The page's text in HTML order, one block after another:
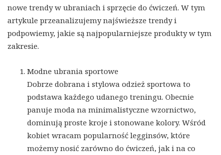
nowe trendy w ubraniach i sprzęcie do ćwiczeń. W tym
artykule przeanalizujemy najświeższe trendy i
podpowiemy, jakie są najpopularniejsze produkty w tym
zakresie.
Modne ubrania sportowe
Dobrze dobrana i stylowa odzież sportowa to
podstawa każdego udanego treningu. Obecnie
panuje moda na minimalistyczne wzornictwo,
dominują proste kroje i stonowane kolory. Wśród
kobiet wracam popularność legginsów, które
możemy nosić zarówno do ćwiczeń, jak i na co